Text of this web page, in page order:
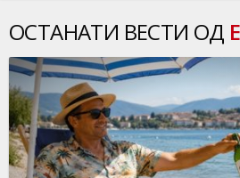
ОСТАНАТИ ВЕСТИ ОД